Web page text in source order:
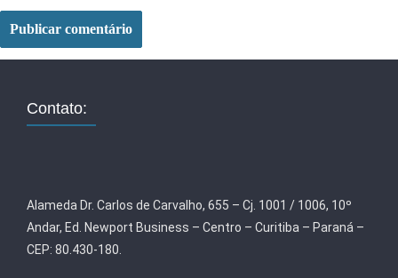
Contato:
Alameda Dr. Carlos de Carvalho, 655 – Cj. 1001 / 1006, 10º
Andar, Ed. Newport Business – Centro – Curitiba – Paraná –
CEP: 80.430-180.